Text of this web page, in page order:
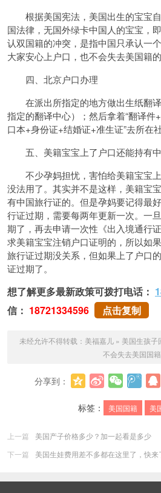
根据美国宪法，美国出生的宝宝自
国法律，无国外绿卡中国人的宝宝，
认双国籍的冲突，是指中国只承认一
大家安心上户口，也不会失去美国籍的
四、北京户口办理
在派出所指定的地方做出生纸翻
指定的翻译中心）；然后拿着“翻译件
口本+身份证+结婚证+准生证”去所在
五、美籍宝宝上了户口还能持有中
不少孕妈担忧，害怕给美籍宝宝上
没法用了。其实并不是这样，美籍宝
有中国旅⾏证的。但是孕妈要记得最
⾏证过期，需要每两年更新一次。一
期了，再去申请一次性《出入境通行
求美籍宝宝注销户口证明的，所以如
旅⾏证过期没关系，但如果上了户口
证过期了。
想了解更多最新政策可拨打电话：
信： 18721334596 点击复制
未经允许不得转载： 美福嘉儿» 美国生孩子
不会失去美国国
分享到：
标签：
美国国籍 美
上一篇
美国产子价格多少？加一起看是多少
下一篇
美国生娃费用差不多都在这里了，快来